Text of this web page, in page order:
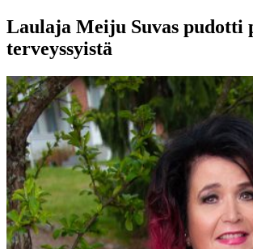
Laulaja Meiju Suvas pudotti
terveyssyistä